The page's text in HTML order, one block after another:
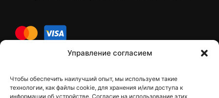
Управление согласием
Чтобы обеспечить наилучший опыт, мы используем такие
технологии, как файлы cookie, для хранения и/или доступа к
информации об устройстве. Согласие на использование этих
Контакты